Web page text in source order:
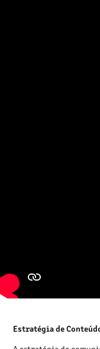
Estratégia de